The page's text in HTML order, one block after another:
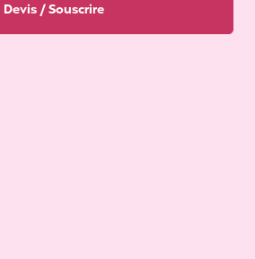
Devis / Souscrire